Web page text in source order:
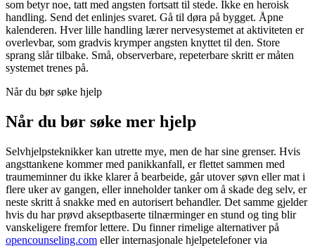
som betyr noe, tatt med angsten fortsatt til stede. Ikke en heroisk
handling. Send det enlinjes svaret. Gå til døra på bygget. Åpne
kalenderen. Hver lille handling lærer nervesystemet at aktiviteten er
overlevbar, som gradvis krymper angsten knyttet til den. Store
sprang slår tilbake. Små, observerbare, repeterbare skritt er måten
systemet trenes på.
Når du bør søke hjelp
Når du bør søke mer hjelp
Selvhjelpsteknikker kan utrette mye, men de har sine grenser. Hvis
angsttankene kommer med panikkanfall, er flettet sammen med
traumeminner du ikke klarer å bearbeide, går utover søvn eller mat i
flere uker av gangen, eller inneholder tanker om å skade deg selv, er
neste skritt å snakke med en autorisert behandler. Det samme gjelder
hvis du har prøvd akseptbaserte tilnærminger en stund og ting blir
vanskeligere fremfor lettere. Du finner rimelige alternativer på
opencounseling.com eller internasjonale hjelpetelefoner via